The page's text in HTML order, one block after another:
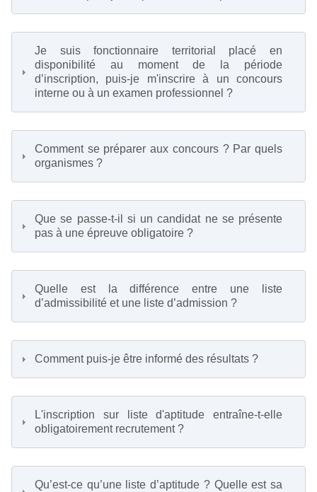
Je suis fonctionnaire territorial placé en
disponibilité au moment de la période
d’inscription, puis-je m'inscrire à un concours
interne ou à un examen professionnel ?
Comment se préparer aux concours ? Par quels
organismes ?
Que se passe-t-il si un candidat ne se présente
pas à une épreuve obligatoire ?
Quelle est la différence entre une liste
d’admissibilité et une liste d’admission ?
Comment puis-je être informé des résultats ?
L'inscription sur liste d'aptitude entraîne-t-elle
obligatoirement recrutement ?
Qu’est-ce qu’une liste d’aptitude ? Quelle est sa